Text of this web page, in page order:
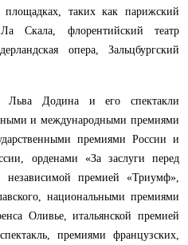
таких как парижский
Скала, флорентийский театр
опера, Зальцбургский
Льва Додина и его спектакли
и международными премиями
премиями России и
орденами «За заслуги перед
премией «Триумф»,
национальными премиями
Оливье, итальянской премией
премиями французских,